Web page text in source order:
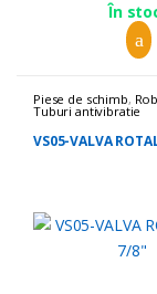
În
Piese de schimb,
Tuburi antivibratie
VS05-VALVA